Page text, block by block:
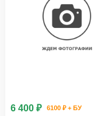
6 400 ₽
6100 ₽ + БУ